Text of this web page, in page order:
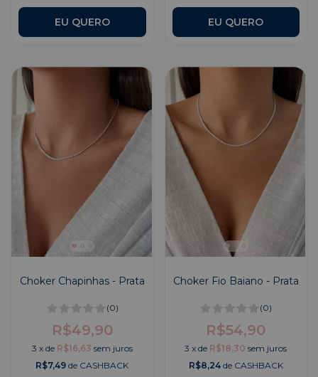
Choker Chapinhas - Prata
(0)
R$49,90
3 x de R$16,63 sem juros
R$7,49 de CASHBACK
Choker Fio Baiano - Prata
(0)
R$54,90
3 xde R$18,30 sem juros
R$8,24de CASHBACK